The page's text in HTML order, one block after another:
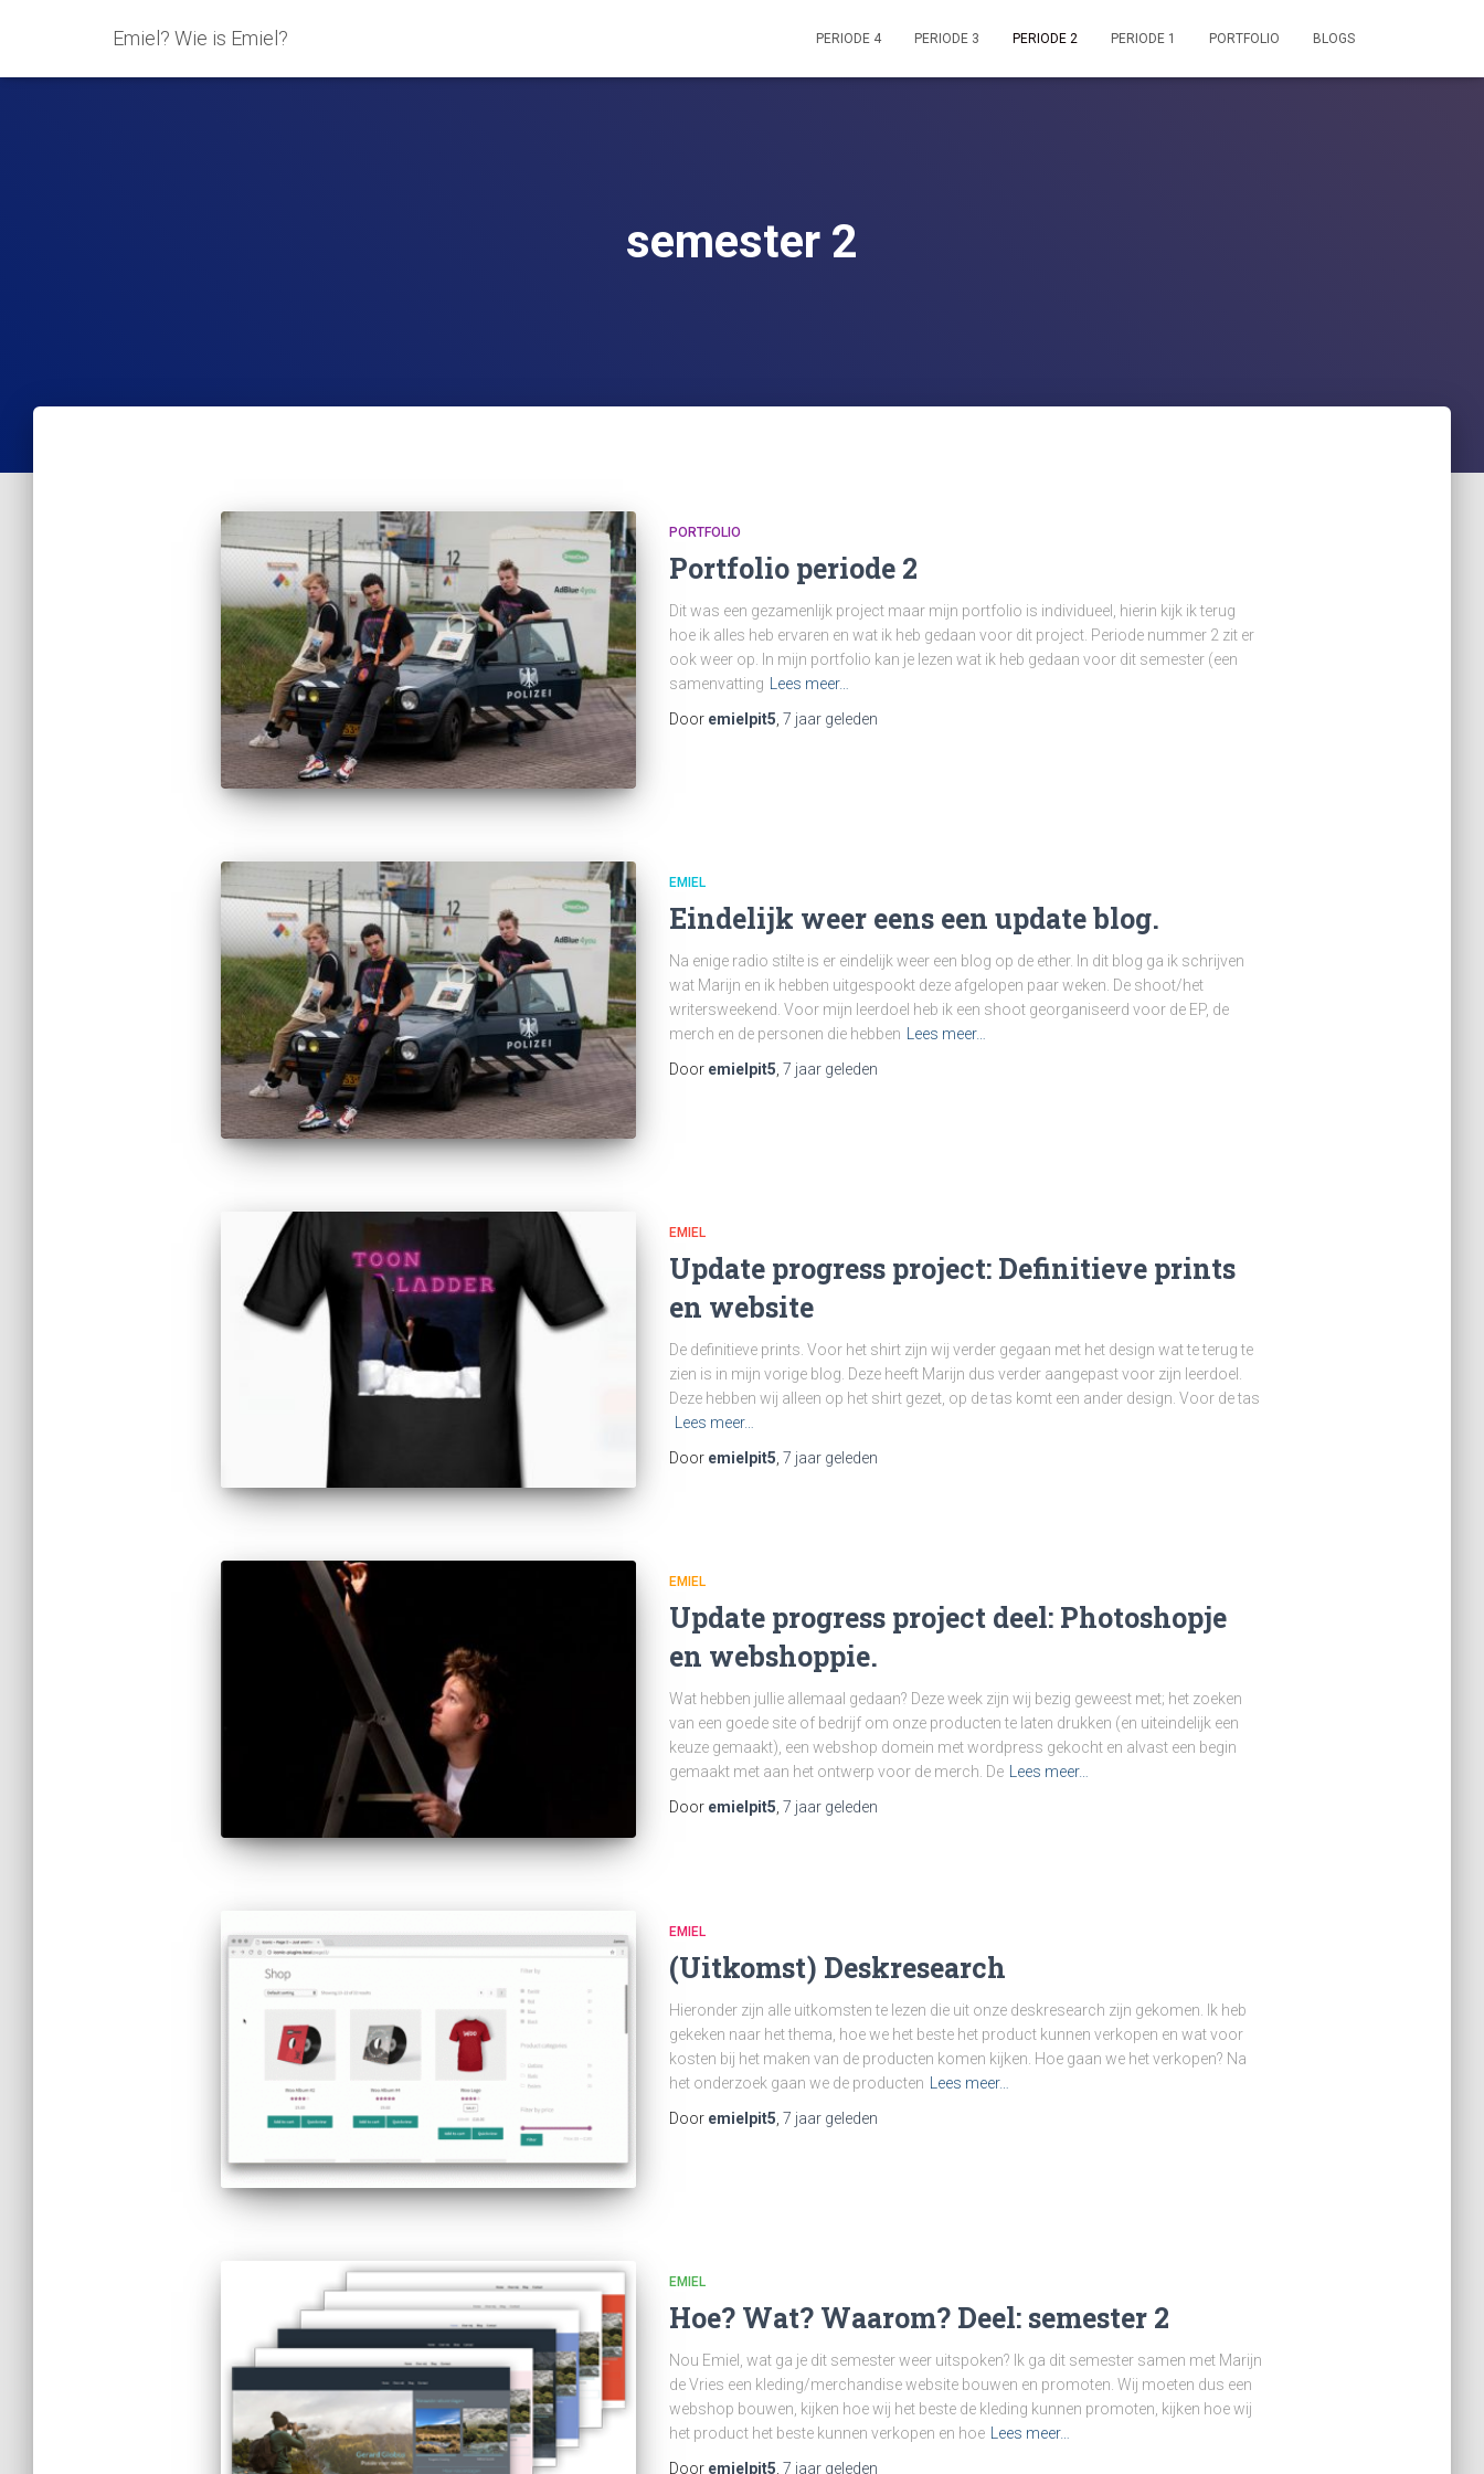
Emiel? Wie is Emiel? PERIODE 4 PERIODE 3 PERIODE 2 PERIODE 1 PORTFOLIO BLOGS
semester 2
PORTFOLIO
Portfolio periode 2
Dit was een gezamenlijk project maar mijn portfolio is individueel, hierin kijk ik terug
hoe ik alles heb ervaren en wat ik heb gedaan voor dit project. Periode nummer 2 zit er
ook weer op. In mijn portfolio kan je lezen wat ik heb gedaan voor dit semester (een
samenvatting
Lees meer…
Door emielpit5 7 jaargeleden
EMIEL
Eindelijk weer eens een update blog.
Na enige radio stilte is er eindelijk weer een blog op de ether. In dit blog ga ik schrijven
wat Marijn en ik hebben uitgespookt deze afgelopen paar weken. De shoot/het
writersweekend. Voor mijn leerdoel heb ik een shoot georganiseerd voor de EP, de
merch en de personen die hebben
Lees meer…
Door emielpit5 7 jaargeleden
EMIEL
Update progress project: Definitieve prints
en website
De definitieve prints. Voor het shirt zijn wij verder gegaan met het design wat te terug te
zien is in mijn vorige blog. Deze heeft Marijn dus verder aangepast voor zijn leerdoel.
Deze hebben wij alleen op het shirt gezet, op de tas komt een ander design. Voor de tas
Lees meer…
Door emielpit5 7 jaargeleden
EMIEL
Update progress project deel: Photoshopje
en webshoppie.
Wat hebben jullie allemaal gedaan? Deze week zijn wij bezig geweest met; het zoeken
van een goede site of bedrijf om onze producten te laten drukken (en uiteindelijk een
keuze gemaakt), een webshop domein met wordpress gekocht en alvast een begin
gemaakt met aan het ontwerp voor de merch. De Lees meer…
Door emielpit5, 7 jaargeleden
EMIEL
(Uitkomst) Deskresearch
Hieronder zijn alle uitkomsten te lezen die uit onze deskresearch zijn gekomen. Ik heb
gekeken naar het thema, hoe we het beste het product kunnen verkopen en wat voor
kosten bij het maken van de producten komen kijken. Hoe gaan we het verkopen? Na
het onderzoek gaan we de producten Lees meer…
Door emielpit5, 7 jaargeleden
EMIEL
Hoe? Wat? Waarom? Deel: semester 2
Nou Emiel, wat ga je dit semester weer uitspoken? Ik ga dit semester samen met Marijn
de Vries een kleding/merchandise website bouwen en promoten. Wij moeten dus een
webshop bouwen, kijken hoe wij het beste de kleding kunnen promoten, kijken hoe wij
het product het beste kunnen verkopen en hoe
Lees meer…
Door emielpit5 7 jaargeleden